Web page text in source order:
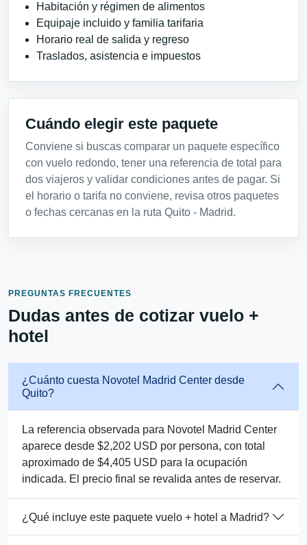
Habitación y régimen de alimentos
Equipaje incluido y familia tarifaria
Horario real de salida y regreso
Traslados, asistencia e impuestos
Cuándo elegir este paquete
Conviene si buscas comparar un paquete específico
con vuelo redondo, tener una referencia de total para
dos viajeros y validar condiciones antes de pagar. Si
el horario o tarifa no conviene, revisa otros paquetes
o fechas cercanas en la ruta Quito - Madrid.
PREGUNTAS FRECUENTES
Dudas antes de cotizar vuelo +
hotel
¿Cuánto cuesta Novotel Madrid Center desde
Quito?
La referencia observada para Novotel Madrid Center
aparece desde $2,202 USD por persona, con total
aproximado de $4,405 USD para la ocupación
indicada. El precio final se revalida antes de reservar.
¿Qué incluye este paquete vuelo + hotel a Madrid?